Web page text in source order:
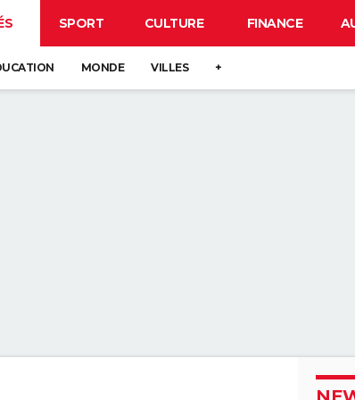
SPORT CULTURE FINANCE
MONDE VILLES +